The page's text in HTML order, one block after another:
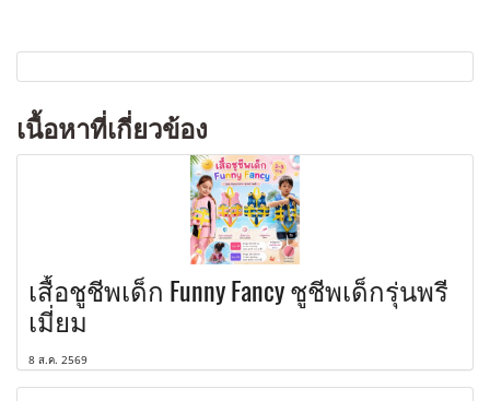
เนื้อหาที่เกี่ยวข้อง
เสื้อชูชีพเด็ก Funny Fancy ชูชีพเด็กรุ่นพรี
เมี่ยม
8 ส.ค. 2569